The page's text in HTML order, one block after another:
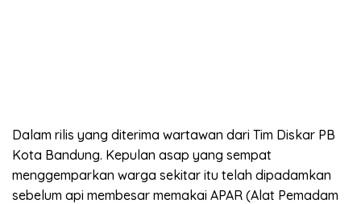
Dalam rilis yang diterima wartawan dari Tim Diskar PB
Kota Bandung. Kepulan asap yang sempat
menggemparkan warga sekitar itu telah dipadamkan
sebelum api membesar memakai APAR (Alat Pemadam